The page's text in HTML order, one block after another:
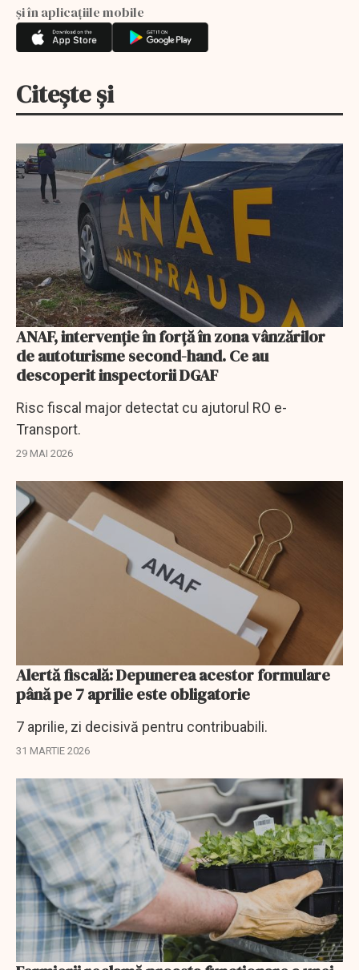
și în aplicațiile mobile
Citește și
ANAF, intervenţie în forţă în zona vânzărilor
de autoturisme second-hand. Ce au
descoperit inspectorii DGAF
Risc fiscal major detectat cu ajutorul RO e-
Transport.
29 MAI 2026
Alertă fiscală: Depunerea acestor formulare
până pe 7 aprilie este obligatorie
7 aprilie, zi decisivă pentru contribuabili.
31 MARTIE 2026